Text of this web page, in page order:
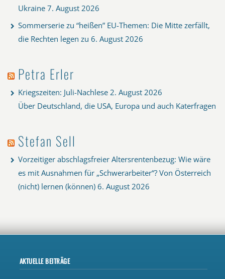
Ukraine 7. August 2026
Sommerserie zu “heißen” EU-Themen: Die Mitte zerfällt,
die Rechten legen zu 6. August 2026
Petra Erler
Kriegszeiten: Juli-Nachlese 2. August 2026
Über Deutschland, die USA, Europa und auch Katerfragen
Stefan Sell
Vorzeitiger abschlagsfreier Altersrentenbezug: Wie wäre
es mit Ausnahmen für „Schwerarbeiter“? Von Österreich
(nicht) lernen (können) 6. August 2026
AKTUELLE BEITRÄGE